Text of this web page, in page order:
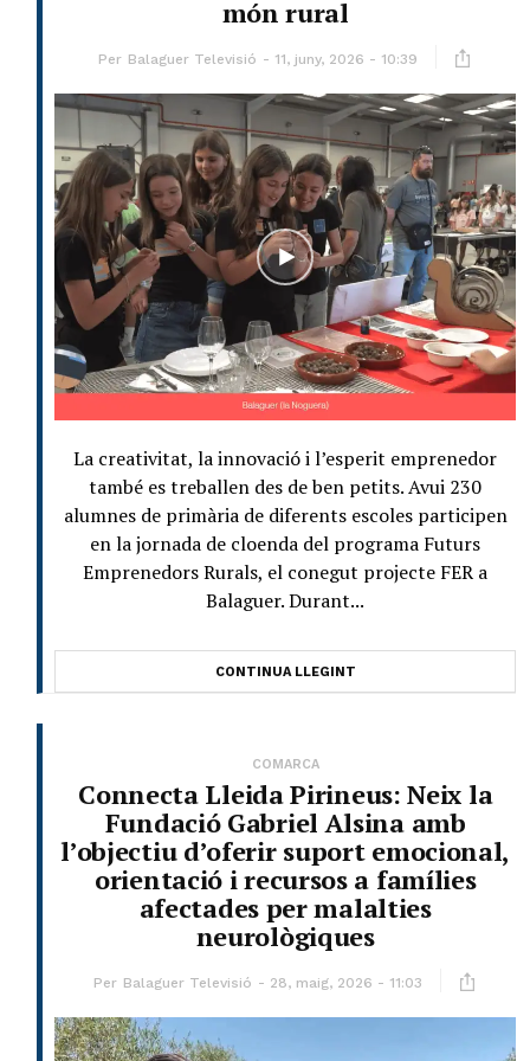
món rural
Per Balaguer Televisió 11, juny, 2026 - 10:39
La creativitat, la innovació i l’esperit emprenedor
també es treballen des de ben petits. Avui 230
alumnes de primària de diferents escoles participen
en la jornada de cloenda del programa Futurs
Emprenedors Rurals, el conegut projecte FER a
Balaguer. Durant...
CONTINUA LLEGINT
COMARCA
Connecta Lleida Pirineus: Neix la
Fundació Gabriel Alsina amb
l’objectiu d’oferir suport emocional,
orientació i recursos a famílies
afectades per malalties
neurològiques
Per Balaguer Televisió 28, maig, 2026 - 11:03